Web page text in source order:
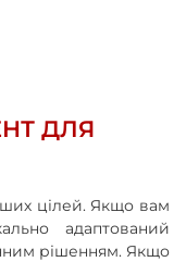
ДЛЯ
цілей. Якщо вам
адаптований
рішенням. Якщо